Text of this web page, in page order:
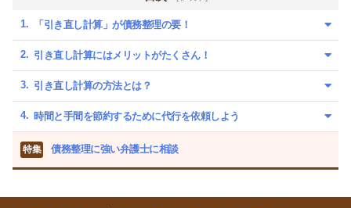
「引き直し計算」が債務整理の要！
引き直し計算にはメリットがたくさん！
引き直し計算の方法とは？
時間と手間を節約するために代行を依頼しよう
特集 債務整理に強い弁護士に相談